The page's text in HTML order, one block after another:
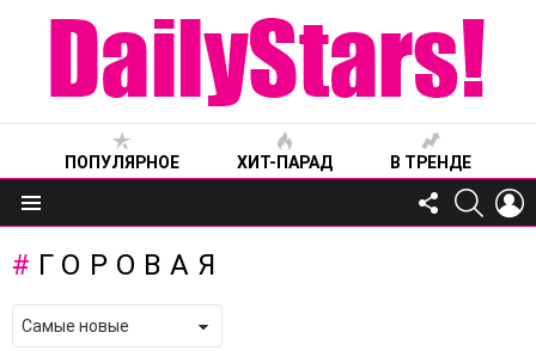
ПОПУЛЯРНОЕ ХИТ-ПАРАД В ТРЕНДЕ
Меню
FOLLOW
US
ГОРОВАЯ